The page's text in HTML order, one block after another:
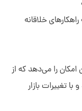
خلاقانه
امکان را می‌دهد که از
با تغییرات بازار